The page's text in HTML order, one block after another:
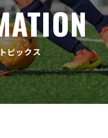
ピックス